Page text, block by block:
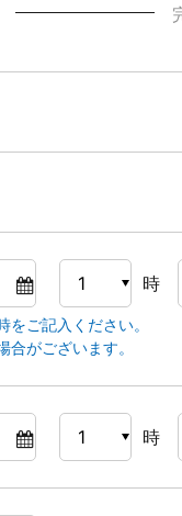
時
をご記入ください。
がございます。
時